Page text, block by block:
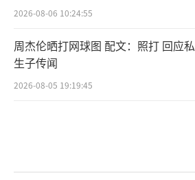
2026-08-06 10:24:55
周杰伦晒打网球图 配文：照打 回应私
生子传闻
2026-08-05 19:19:45